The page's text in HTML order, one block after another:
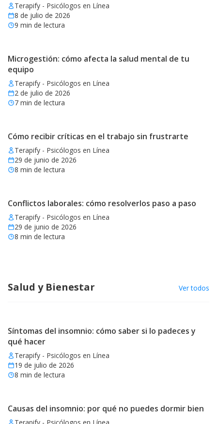
Terapify - Psicólogos en Línea
8 de julio de 2026
9 min de lectura
Microgestión: cómo afecta la salud mental de tu
equipo
Terapify - Psicólogos en Línea
2 de julio de 2026
7 min de lectura
Cómo recibir críticas en el trabajo sin frustrarte
Terapify - Psicólogos en Línea
29 de junio de 2026
8 min de lectura
Conflictos laborales: cómo resolverlos paso a paso
Terapify - Psicólogos en Línea
29 de junio de 2026
8 min de lectura
Salud y Bienestar Ver todos
Síntomas del insomnio: cómo saber si lo padeces y
qué hacer
Terapify - Psicólogos en Línea
19 de julio de 2026
8 min de lectura
Causas del insomnio: por qué no puedes dormir bien
Terapify - Psicólogos en Línea